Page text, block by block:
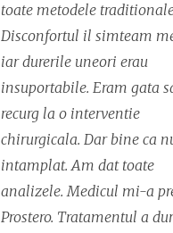
toate metodele
Disconfortul il simteam
iar durerile uneori erau
insuportabile. Eram gata
recurg la o interventie
chirurgicala. Dar bine ca
intamplat. Am dat toate
analizele. Medicul mi-a
Prostero. Tratamentul a